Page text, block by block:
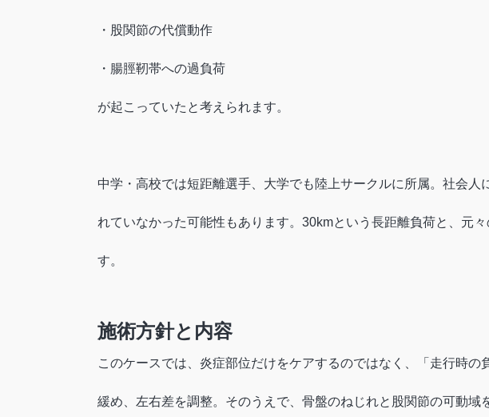
・股関節の代償動作
・腸脛靭帯への過負荷
が起こっていたと考えられます。
中学・高校では短距離選手、大学でも陸上サークルに所属。社会
れていなかった可能性もあります。30kmという長距離負荷と、元
す。
施術方針と内容
このケースでは、炎症部位だけをケアするのではなく、「走行時
緩め、左右差を調整。そのうえで、骨盤のねじれと股関節の可動域